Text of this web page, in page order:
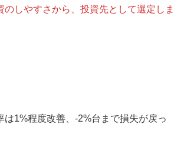
のしやすさから、投資先として選定しま
は1%程度改善、-2%台まで損失が戻っ